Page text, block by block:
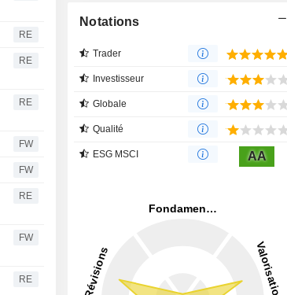
RE
RE
RE
FW
FW
RE
FW
RE
Notations
Trader
Investisseur
Globale
Qualité
ESG MSCI AA